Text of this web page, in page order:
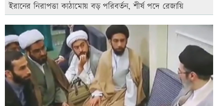
ইরানের নিরাপত্তা কাঠামোয় বড় পরিবর্তন, শীর্ষ পদে রেজায়ি